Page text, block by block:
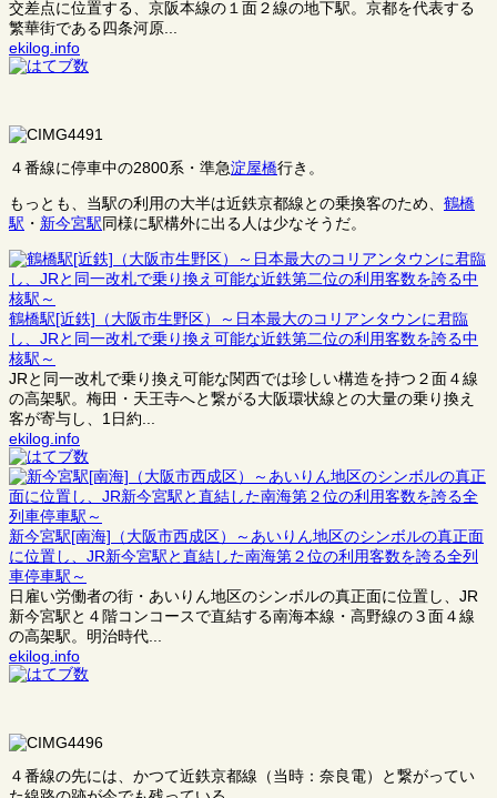
交差点に位置する、京阪本線の１面２線の地下駅。京都を代表する
繁華街である四条河原...
ekilog.info
４番線に停車中の2800系・準急淀屋橋行き。
もっとも、当駅の利用の大半は近鉄京都線との乗換客のため、 鶴橋
駅 ・ 新今宮駅同様に駅構外に出る人は少なそうだ。
鶴橋駅[近鉄]（大阪市生野区）～日本最大のコリアンタウンに君臨
し、JRと同一改札で乗り換え可能な近鉄第二位の利用客数を誇る中
核駅～
JRと同一改札で乗り換え可能な関西では珍しい構造を持つ２面４線
の高架駅。梅田・天王寺へと繋がる大阪環状線との大量の乗り換え
客が寄与し、1日約...
ekilog.info
新今宮駅[南海]（大阪市西成区）～あいりん地区のシンボルの真正面
に位置し、JR新今宮駅と直結した南海第２位の利用客数を誇る全列
車停車駅～
日雇い労働者の街・あいりん地区のシンボルの真正面に位置し、JR
新今宮駅と４階コンコースで直結する南海本線・高野線の３面４線
の高架駅。明治時代...
ekilog.info
４番線の先には、かつて近鉄京都線（当時：奈良電）と繋がってい